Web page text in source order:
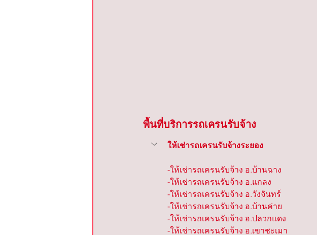
พื้นที่บริการรถเครนรับจ้าง
ให้เช่ารถเครนรับจ้างระยอง
-ให้เช่ารถเครนรับจ้าง อ.บ้านฉาง
-ให้เช่ารถเครนรับจ้าง อ.แกลง
-ให้เช่ารถเครนรับจ้าง อ.วังจันทร์
-ให้เช่ารถเครนรับจ้าง อ.บ้านค่าย
-ให้เช่ารถเครนรับจ้าง อ.ปลวกแดง
-ให้เช่ารถเครนรับจ้าง อ.เขาชะเมา